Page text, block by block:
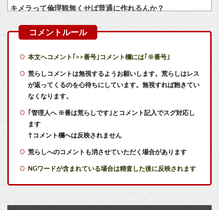
キメラって倫理観無くせば普通に作れるんか？
【画像】ホロライブ新作ソシャゲ、またえちえち水着ガチャｗｗ
Switch『カルドセプト ザ ファースト』1,858 本
本文へコメント｢>>番号｣コメント欄には｢※番号｣
荒らしコメントは無視するようお願いします。荒らしはレス
が返ってくるのを心待ちにしています。無視すれば飽きてい
なくなります。
｢管理人へ ※番は荒らしです｣とコメント記入でスグ対応し
ます
↑コメント欄へは反映されません
荒らしへのコメントも消させていただく場合があります
NGワードが含まれている場合は精査した後に反映されます